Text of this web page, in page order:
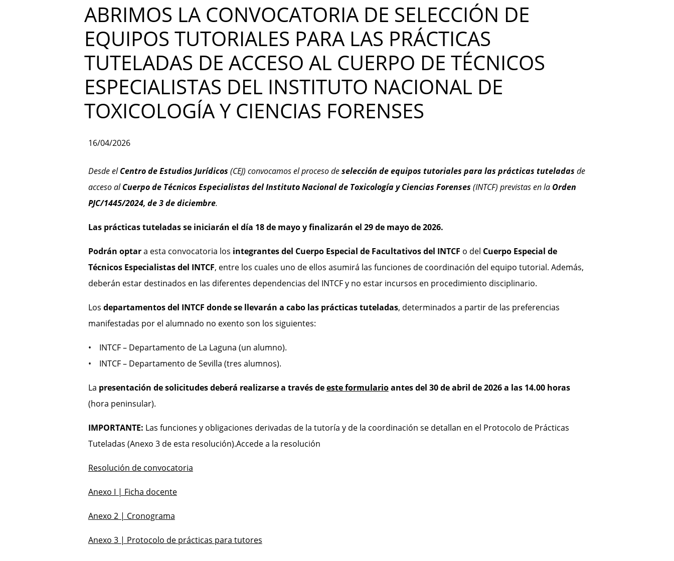
ABRIMOS LA CONVOCATORIA DE SELECCIÓN DE
EQUIPOS TUTORIALES PARA LAS PRÁCTICAS
TUTELADAS DE ACCESO AL CUERPO DE TÉCNICOS
ESPECIALISTAS DEL INSTITUTO NACIONAL DE
TOXICOLOGÍA Y CIENCIAS FORENSES
16/04/2026
Desde elCentro de Estudios Jurídicos (CEJ) convocamos el proceso deselección de equipos tutoriales para las prácticas tuteladas de
acceso alCuerpo de Técnicos Especialistas del Instituto Nacional de Toxicología y Ciencias Forenses (INTCF) previstas en la Orden
PJC/1445/2024, de 3 de diciembre.
Las prácticas tuteladas se iniciarán el día 18 de mayo y finalizarán el 29 de mayo de 2026.
Podrán optara esta convocatoria los integrantes del Cuerpo Especial de Facultativos del INTCF o del Cuerpo Especial de
Técnicos Especialistas del INTCF, entre los cuales uno de ellos asumirá las funciones de coordinación del equipo tutorial. Además,
deberán estar destinados en las diferentes dependencias del INTCF y no estar incursos en procedimiento disciplinario.
Los departamentos del INTCF donde se llevarán a cabo las prácticas tuteladas, determinados a partir de las preferencias
manifestadas por el alumnado no exento son los siguientes:
• INTCF – Departamento de La Laguna (un alumno).
• INTCF – Departamento de Sevilla (tres alumnos).
La presentación de solicitudes deberá realizarse a través deeste formularioantes del 30 de abril de 2026 a las 14.00 horas
(hora peninsular).
IMPORTANTE: Las funciones y obligaciones derivadas de la tutoría y de la coordinación se detallan en el Protocolo de Prácticas
Tuteladas (Anexo 3 de esta resolución).Accede a la resolución
Resolución de convocatoria
Anexo I | Ficha docente
Anexo 2 | Cronograma
Anexo 3 | Protocolo de prácticas para tutores